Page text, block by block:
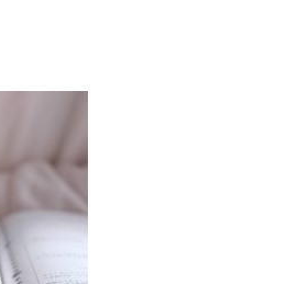
舎の学校や学生に...
受験が終わったあとの暇な時間に有意義な
受験が終わったから暇だ～と過ごしているうちに、す